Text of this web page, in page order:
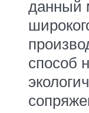
данный
способ